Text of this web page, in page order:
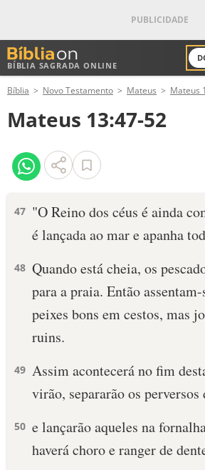
BÍBLIA SAGRADA ONLINE
ANTIGO TESTAMENTO
NOVO TESTAMENTO
VERSÍCULOS
PALAVRA DO DIA
SALMO DO DIA
DEVOCIONAL DIÁRIO
10 MANDAMENTOS
ESBOÇOS DE PREGAÇÃO
TEMAS
Bíblia Novo Testamento Mateus Mateus
Mateus 13:47-52
47 "O Reino dos céus é ainda
é lançada ao mar e apanha
48 Quando está cheia, os
para a praia. Então
peixes bons em cestos, mas
ruins.
49 Assim acontecerá no fim
virão, separarão os perversos
50 e lançarão aqueles na
haverá choro e ranger de